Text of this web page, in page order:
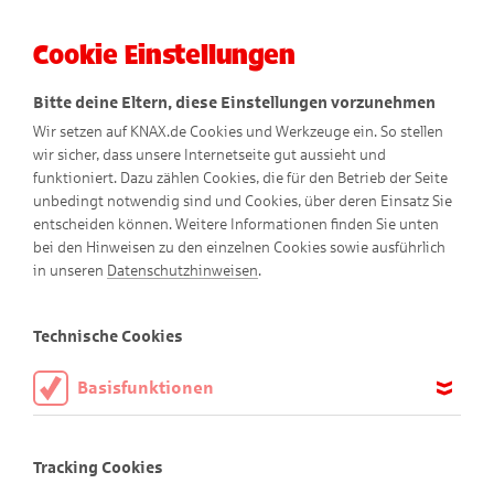
Abenteuer-Comics
Cookie Einstellungen
Bitte deine Eltern, diese Einstellungen vorzunehmen
Wir setzen auf KNAX.de Cookies und Werkzeuge ein. So stellen
wir sicher, dass unsere Internetseite gut aussieht und
funktioniert. Dazu zählen Cookies, die für den Betrieb der Seite
unbedingt notwendig sind und Cookies, über deren Einsatz Sie
entscheiden können. Weitere Informationen finden Sie unten
bei den Hinweisen zu den einzelnen Cookies sowie ausführlich
in unseren Datenschutzhinweisen.
Technische Cookies
Basisfunktionen
aktiviert sein.
Tracking Cookies